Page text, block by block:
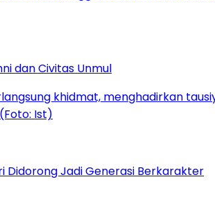
dan Civitas Unmul
Didorong Jadi Generasi Berkarakter